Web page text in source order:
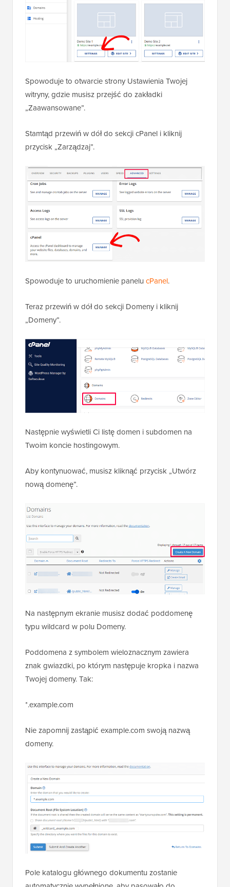
Spowoduje to otwarcie strony Ustawienia Twojej
witryny, gdzie musisz przejść do zakładki
„Zaawansowane”.
Stamtąd przewiń w dół do sekcji cPanel i kliknij
przycisk „Zarządzaj”.
Spowoduje to uruchomienie panelu cPanel.
Teraz przewiń w dół do sekcji Domeny i kliknij
„Domeny”.
Następnie wyświetli Ci listę domen i subdomen na
Twoim koncie hostingowym.
Aby kontynuować, musisz kliknąć przycisk „Utwórz
nową domenę”.
Na następnym ekranie musisz dodać poddomenę
typu wildcard w polu Domeny.
Poddomena z symbolem wieloznacznym zawiera
znak gwiazdki, po którym następuje kropka i nazwa
Twojej domeny. Tak:
*.example.com
Nie zapomnij zastąpić example.com swoją nazwą
domeny.
Pole katalogu głównego dokumentu zostanie